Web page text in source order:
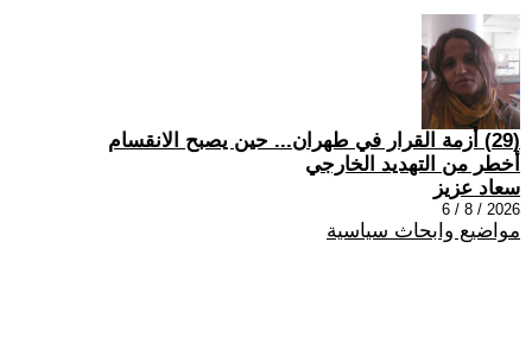
(29) أزمة القرار في طهران... حين يصبح الانقسام
أخطر من التهديد الخارجي
سعاد عزيز
2026 / 8 / 6
مواضيع وابحاث سياسية